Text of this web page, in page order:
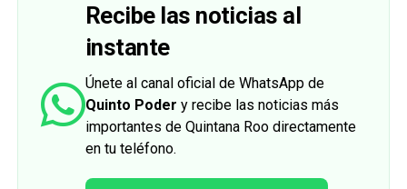
Recibe las noticias al
instante
Únete al canal oficial de WhatsApp de
Quinto Poder y recibe las noticias más
importantes de Quintana Roo directamente
en tu teléfono.